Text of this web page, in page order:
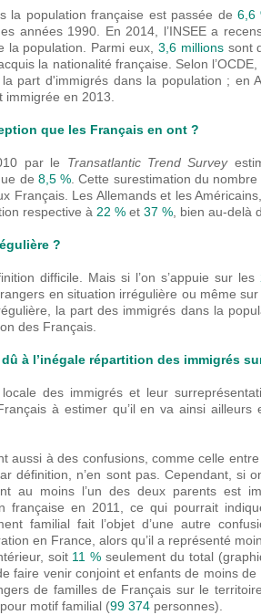
la population française est passée de 6,6
années 1990. En 2014, l’INSEE a
la population. Parmi eux, 3,6 millionssont
la nationalité française. Selon
part d'immigrés dans la population ; en
immigrée en 2013.
que les Français en ont ?
par le Transatlantic Trend Survey
de 8,5 %. Cette surestimation du nombre
Français. Les Allemands et les
respective à 22 % et 37 %, bien au-delà
?
difficile. Mais si l’on s’appuie sur les
en situation irrégulière ou même
la part des immigrés dans la
des Français.
à l’inégale répartition des immigrés
des immigrés et leur
à estimer qu’il en va ainsi ailleurs
aussi à des confusions, comme celle
définition, n’en sont pas. Cependant, si
au moins l’un des deux parents est
française en 2011, ce qui pourrait
familial fait l’objet d’une autre
en France, alors qu’il a représenté
soit 11 % seulement du total
faire venir conjoint et enfants de moins
de familles de Français sur le
motif familial (99 374 personnes).